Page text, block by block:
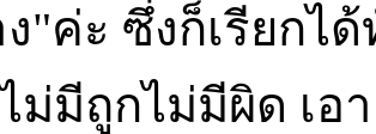
"ค่ะ ซึ่งก็เรียกไ
ม่มีถูกไม่มีผิด เอ